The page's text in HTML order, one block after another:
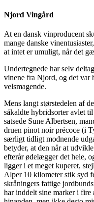
Njord Vingård
At en dansk vinproducent
mange danske
at intet er umuligt, når det
Undertegnede har selv
vinene fra Njord, og det var
velsmagende.
Mens langt størstedelen af
såkaldte hybridsorter avlet
satsede Sune Albertsen,
druen pinot noir précoce (i
særligt tidligt modnende
betyder, at den når at
efterår ødelægger det hele,
ligger i et meget kuperet,
Alper 10 kilometer stik syd
skråningers fattige
har inddelt sine marker i fire